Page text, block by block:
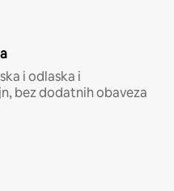
i odlaska i
bez dodatnih obaveza